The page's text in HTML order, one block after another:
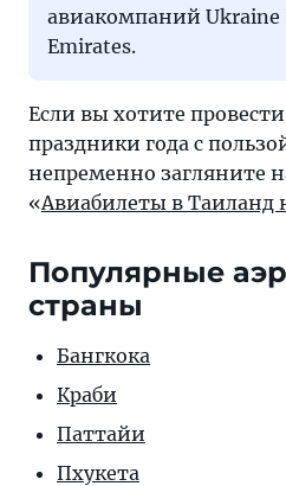
авиакомпаний
Emirates.
Если вы хотите
праздники года с
непременно загляните
«Авиабилеты в Таиланд
Популярные
страны
Бангкока
Краби
Паттайи
Пхукета